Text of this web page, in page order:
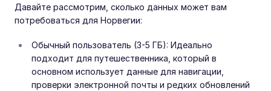
Давайте рассмотрим, сколько данных может вам
потребоваться для Норвегии:
Обычный пользователь (3-5 ГБ): Идеально
подходит для путешественника, который в
основном использует данные для навигации,
проверки электронной почты и редких обновлений